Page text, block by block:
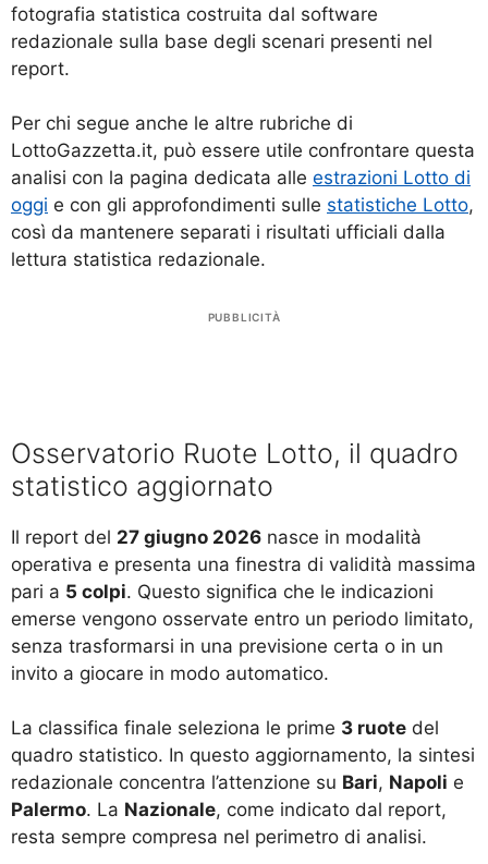
fotografia statistica costruita dal software
redazionale sulla base degli scenari presenti nel
report.
Per chi segue anche le altre rubriche di
LottoGazzetta.it, può essere utile confrontare questa
analisi con la pagina dedicata alle estrazioni Lotto di
oggi e con gli approfondimenti sulle statistiche Lotto,
così da mantenere separati i risultati ufficiali dalla
lettura statistica redazionale.
PUBBLICITÀ
Osservatorio Ruote Lotto, il quadro
statistico aggiornato
Il report del 27 giugno 2026 nasce in modalità
operativa e presenta una finestra di validità massima
pari a 5 colpi. Questo significa che le indicazioni
emerse vengono osservate entro un periodo limitato,
senza trasformarsi in una previsione certa o in un
invito a giocare in modo automatico.
La classifica finale seleziona le prime 3 ruote del
quadro statistico. In questo aggiornamento, la sintesi
redazionale concentra l’attenzione su Bari, Napoli e
Palermo. La Nazionale, come indicato dal report,
resta sempre compresa nel perimetro di analisi.